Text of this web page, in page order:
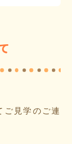
ご見学のご連